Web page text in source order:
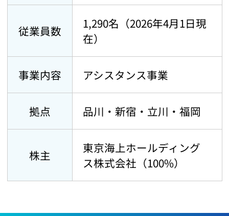
従業員数
1,290名（2026年4月1日現
在）
事業内容 アシスタンス事業
拠点 品川・新宿・立川・福岡
株主
東京海上ホールディング
ス株式会社（100%）